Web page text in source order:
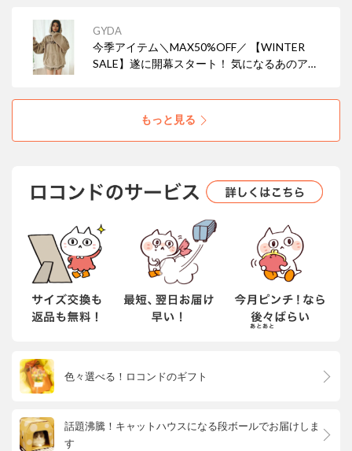
GYDA
今季アイテム＼MAX50%OFF／ 【WINTER
SALE】遂に開幕スタート！ 気になるあのアイ
もっと見る
色々選べる！ロコンドのギフト
話題沸騰！キャットハウスになる段ボールでお届けしま
す